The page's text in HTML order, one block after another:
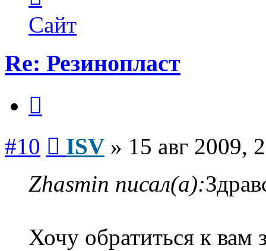
пользователя
ISV
Сайт
Re: Резинопласт
#10 ISV » 15 авг 2009,
Zhasmin писал(а):
Хочу обратиться к вам